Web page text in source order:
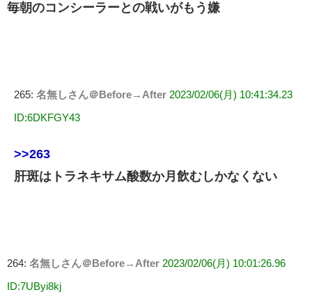
毎朝のコンシーラーとの戦いがもう嫌
265: 名無しさん＠Before→After 2023/02/06(月) 10:41:34.23
ID:6DKFGY43
>>263
肝斑はトラネキサム酸数か月飲むしかなくない
264: 名無しさん＠Before→After 2023/02/06(月) 10:01:26.96
ID:7UByi8kj